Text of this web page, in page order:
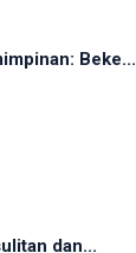
Beke...
dan...